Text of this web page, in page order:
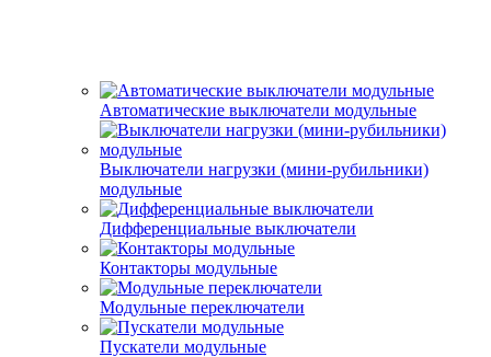
Автоматические выключатели модульные
Выключатели нагрузки (мини-рубильники)
модульные
Дифференциальные выключатели
Контакторы модульные
Модульные переключатели
Пускатели модульные